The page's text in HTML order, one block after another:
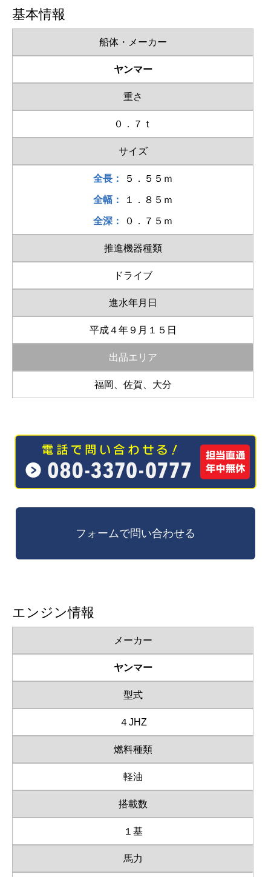
基本情報
船体・メーカー
ヤンマー
重さ
０．７ｔ
サイズ
全長： ５．５５ｍ
全幅： １．８５ｍ
全深： ０．７５ｍ
推進機器種類
ドライブ
進水年月日
平成４年９月１５日
出品エリア
福岡、佐賀、大分
エンジン情報
メーカー
ヤンマー
型式
４JHZ
燃料種類
軽油
搭載数
１基
馬力